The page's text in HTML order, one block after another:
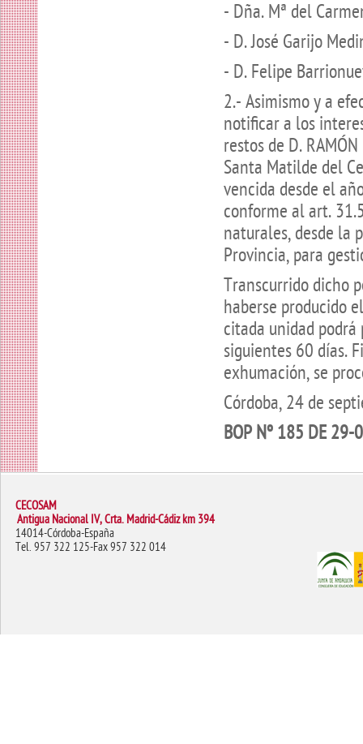
- Dña. Mª del
- D. José Garijo
- D. Felipe
2.- Asimismo y a
notificar a los
restos de D.
Santa Matilde del
vencida desde el
conforme al art.
naturales, desde la
Provincia, para
Transcurrido dicho
haberse producido
citada unidad
siguientes 60 días.
exhumación, se
Córdoba, 24 de
BOP Nº 185 DE 29-
CECOSAM
Antigua Nacional IV, Crta. Madrid-Cádiz km 394
14014-Córdoba-España
Tel. 957 322 125-Fax 957 322 014